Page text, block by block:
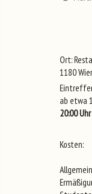
Ort:
1180
ab etwa
20:00
Kosten: